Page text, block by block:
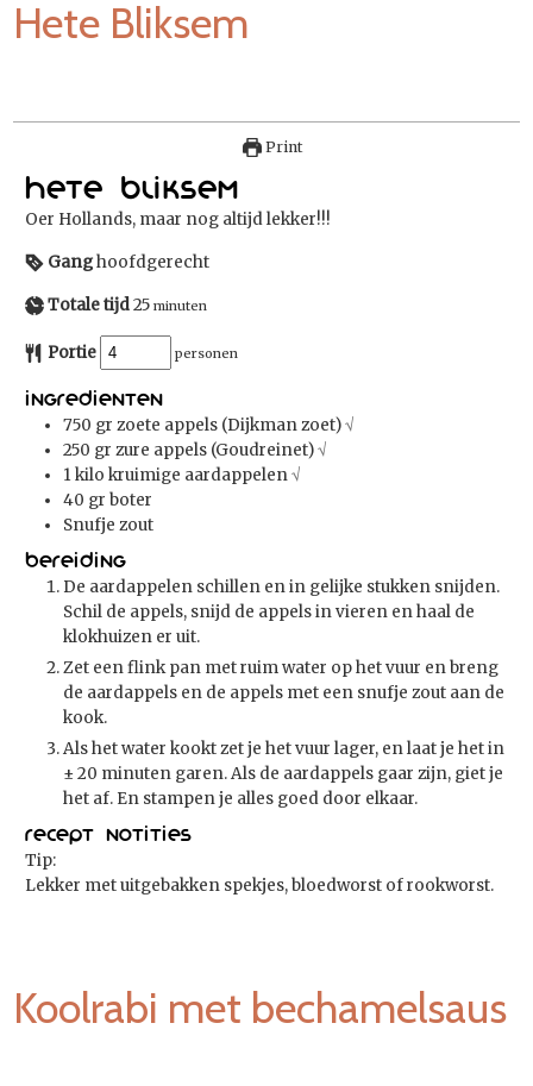
Hete Bliksem
Print
Hete Bliksem
Oer Hollands, maar nog altijd lekker!!!
Ganghoofdgerecht
Totale tijd25 minuten
Portie personen
Ingredienten
750 gr zoete appels (Dijkman zoet)√
250 gr zure appels (Goudreinet)√
1kilo kruimige aardappelen√
40 gr boter
Snufje zout
Bereiding
De aardappelen schillen en in gelijke stukken snijden.
Schil de appels, snijd de appels in vieren en haal de
klokhuizen er uit.
Zet een flink pan met ruim water op het vuur en breng
de aardappels en de appels met een snufje zout aan de
kook.
Als het water kookt zet je het vuur lager, en laat je het in
± 20 minuten garen. Als de aardappels gaar zijn, giet je
het af. En stampen je alles goed door elkaar.
Recept notities
Tip:
Lekker met uitgebakken spekjes, bloedworst of rookworst.
Koolrabi met bechamelsaus